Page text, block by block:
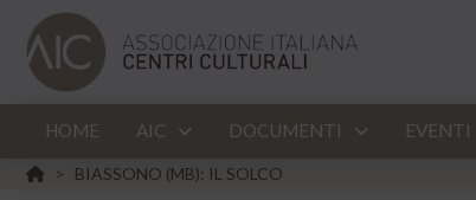
HOME AIC DOCUMENTI EVENTI
HOME
> BIASSONO (MB): IL SOLCO